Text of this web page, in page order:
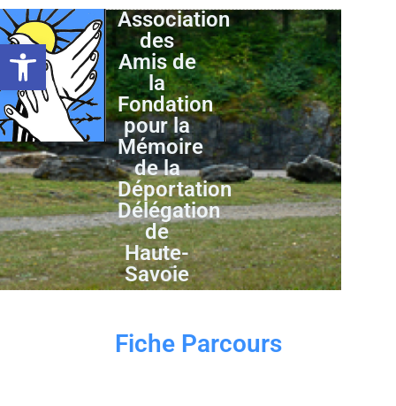
Ouvrir la barre d’outils
Association
des
Amis de
la
Fondation
pour la
Mémoire
de la
Déportation
Délégation
de
Haute-
Savoie
Fiche Parcours